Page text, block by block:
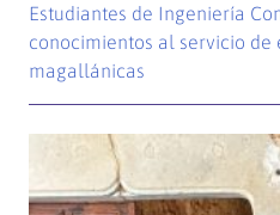
Estudiantes de Ingeniería
conocimientos al servicio de
magallánicas